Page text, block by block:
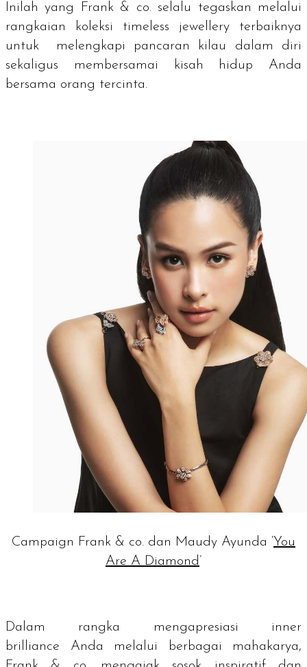
Inilah yang Frank & co. selalu tegaskan melalui
rangkaian koleksi timeless jewellery terbaiknya
untuk melengkapi pancaran kilau dalam diri
sekaligus membersamai kisah hidup Anda
bersama orang tercinta.
Campaign Frank & co. dan Maudy Ayunda ‘You
Are A Diamond’
Dalam rangka mengapresiasi inner
brilliance Anda melalui berbagai mahakarya,